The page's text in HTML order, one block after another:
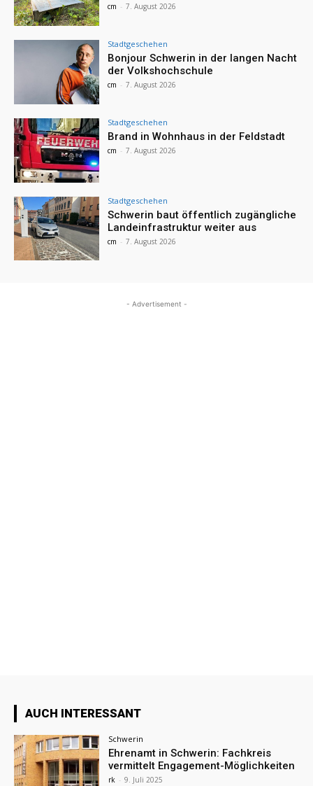
cm - 7. August 2026
Stadtgeschehen
Bonjour Schwerin in der langen Nacht
der Volkshochschule
cm - 7. August 2026
Stadtgeschehen
Brand in Wohnhaus in der Feldstadt
cm - 7. August 2026
Stadtgeschehen
Schwerin baut öffentlich zugängliche
Landeinfrastruktur weiter aus
cm - 7. August 2026
- Advertisement -
AUCH INTERESSANT
Schwerin
Ehrenamt in Schwerin: Fachkreis
vermittelt Engagement-Möglichkeiten
rk - 9. Juli 2025